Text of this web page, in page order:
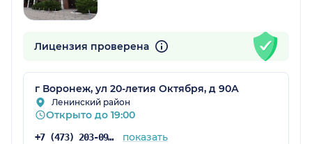
Лицензия проверена
г Воронеж, ул 20-летия Октября, д 90А
Ленинский район
Открыто до 19:00
+7 (473) 203-09-04 показать